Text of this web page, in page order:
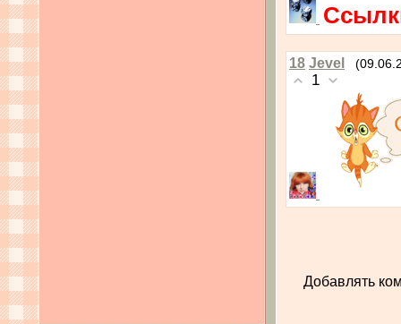
18 Jevel
1
Добавлять